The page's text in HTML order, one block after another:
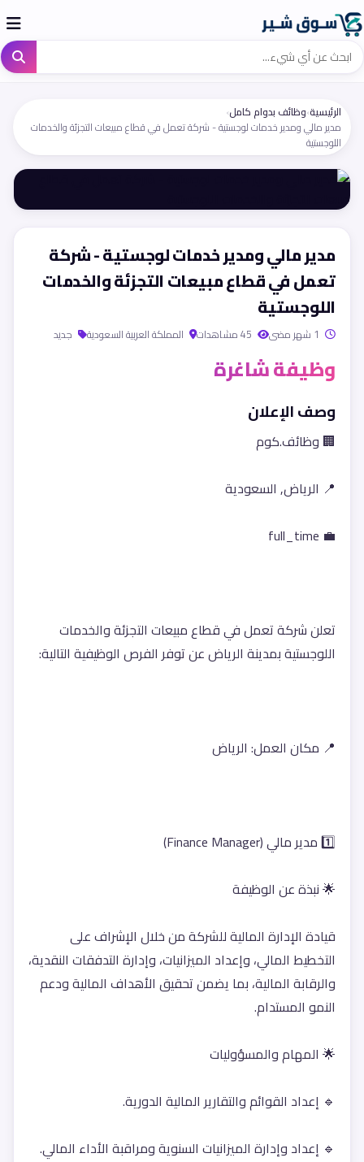
الرئيسية›وظائف بدوام كامل›
مدير مالي ومدير خدمات لوجستية - شركة تعمل في قطاع مبيعات التجزئة والخدمات
اللوجستية
مدير مالي ومدير خدمات لوجستية - شركة
تعمل في قطاع مبيعات التجزئة والخدمات
اللوجستية
المملكة العربية السعودية جديد
وظيفة شاغرة
وصف الإعلان
🏢 وظائف.كوم
📍 الرياض, السعودية
💼 full_time
اللوجستية بمدينة الرياض عن توفر الفرص الوظيفية التالية:
📍 مكان العمل: الرياض
1️⃣ مدير مالي (Finance Manager)
🌟 نبذة عن الوظيفة
النمو المستدام.
🌟 المهام والمسؤوليات
🔹 إعداد القوائم والتقارير المالية الدورية.
🔹 إعداد وإدارة الميزانيات السنوية ومراقبة الأداء المالي.